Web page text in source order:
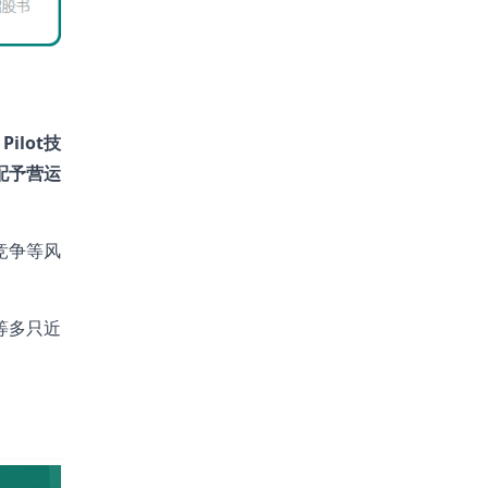
Pilot技
予营运
争等风
多只近